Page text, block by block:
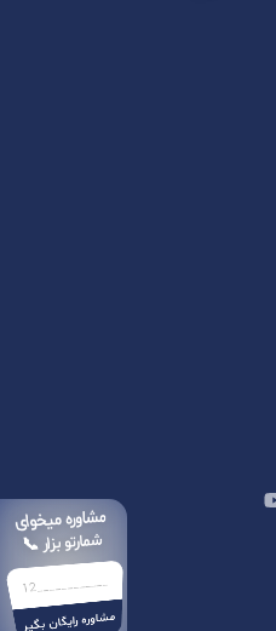
مشاوره میخوای
شمارتو بزار 📞
مشاوره رایگان بگیر